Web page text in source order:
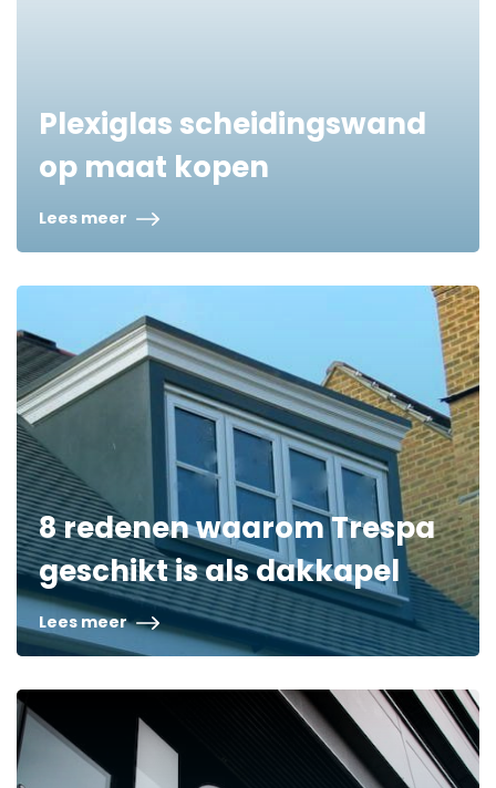
Plexiglas scheidingswand
op maat kopen
Lees meer
8 redenen waarom Trespa
geschikt is als dakkapel
Lees meer